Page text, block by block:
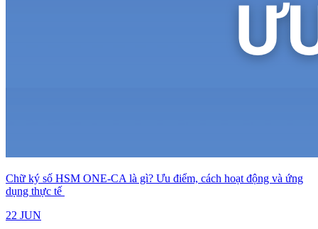
Chữ ký số HSM ONE-CA là gì? Ưu điểm, cách hoạt động và ứng
dụng thực tế
22 JUN